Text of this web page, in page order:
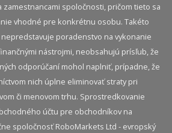
zamestnancami spoločnosti, pričom tieto sa
vhodné pre konkrétnu osobu. Takéto
poradenstvo na vykonanie
nástrojmi, neobsahujú prísľub, že
odporúčaní mohol naplniť, prípadne, že
nich úplne eliminovať straty pri
či menovom trhu. Sprostredkovanie
účtu pre obchodníkov na
spoločnosť RoboMarkets Ltd - evropský